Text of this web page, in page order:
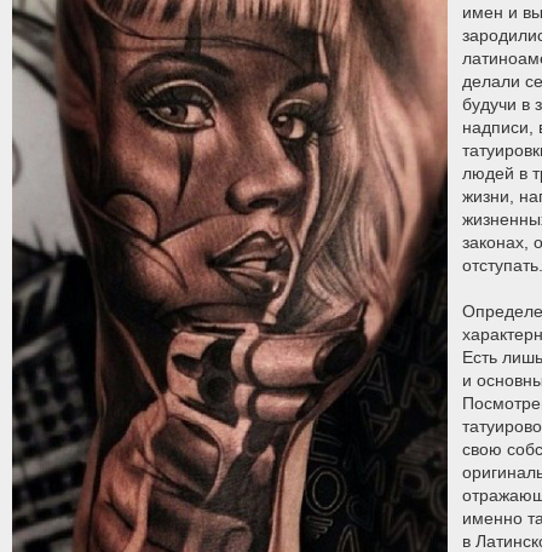
имен и
делали
будучи в
надписи,
людей в
жизни,
законах,
отступать.
Есть
и
свою
именно
в